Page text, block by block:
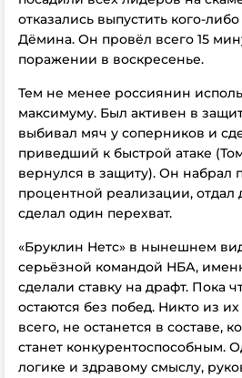
отказались выпустить кого-
Дёмина. Он провёл всего 15
поражении в воскресенье.
Тем не менее россиянин
максимуму. Был активен в
выбивал мяч у соперников и
приведший к быстрой атаке
вернулся в защиту). Он набрал
процентной реализации, отдал
сделал один перехват.
«Бруклин Нетс» в нынешнем
серьёзной командой НБА,
сделали ставку на драфт. Пока
остаются без побед. Никто из
всего, не останется в составе,
станет конкурентоспособным.
логике и здравому смыслу,